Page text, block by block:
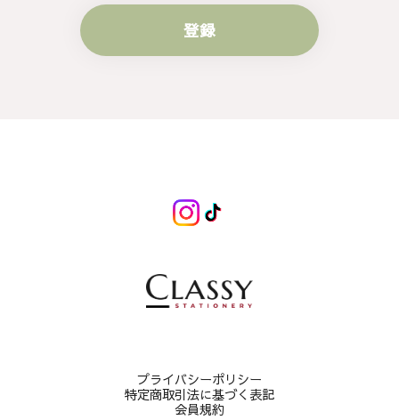
登録
プライバシーポリシー
特定商取引法に基づく表記
会員規約